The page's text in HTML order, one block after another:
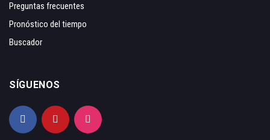
Preguntas frecuentes
Pronóstico del tiempo
Buscador
SÍGUENOS